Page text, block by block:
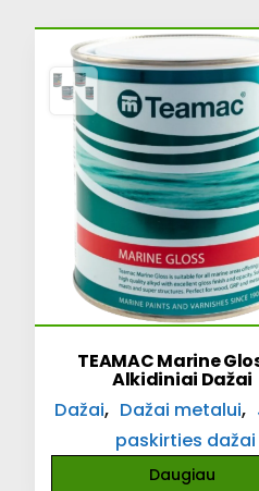
TEAMAC Marine
Alkidiniai Dažai
Dažai, Dažai metalui,
paskirties dažai
Daugiau